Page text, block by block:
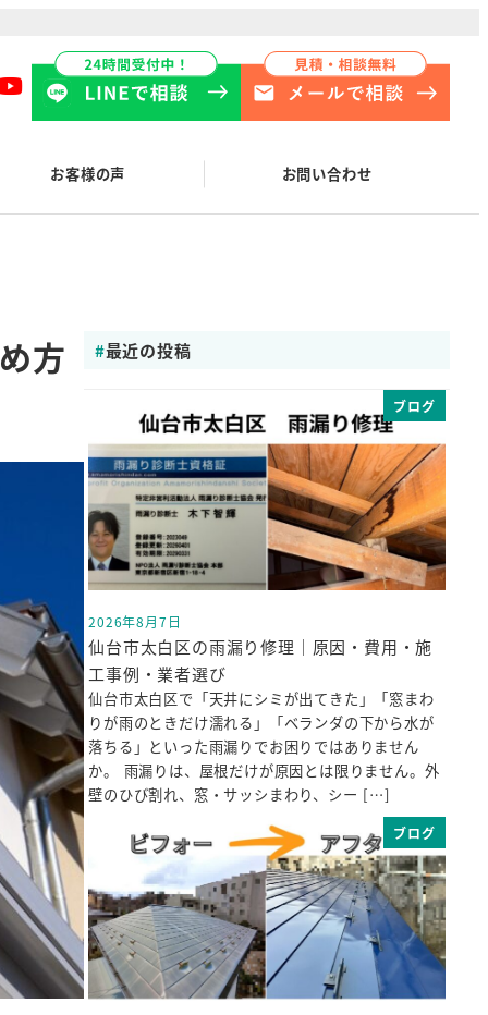
お客様の声 お問い合わせ
方 最近の投稿
ブログ
投稿日
2026年8月7日
仙台市太白区の雨漏り修理｜原因・費用・施
工事例・業者選び
仙台市太白区で「天井にシミが出てきた」「窓まわ
りが雨のときだけ濡れる」「ベランダの下から水が
落ちる」といった雨漏りでお困りではありません
か。 雨漏りは、屋根だけが原因とは限りません。外
壁のひび割れ、窓・サッシまわり、シー […]
ブログ